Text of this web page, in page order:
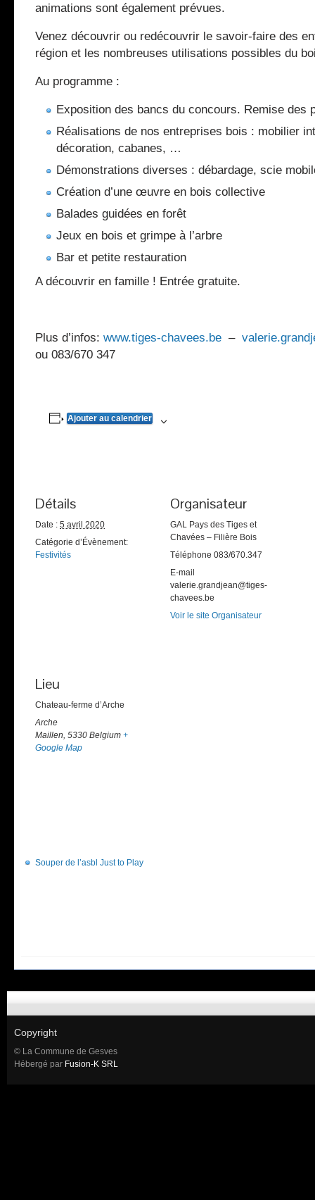
animations sont également prévues.
Venez découvrir ou redécouvrir le savoir-faire des
région et les nombreuses utilisations possibles du
Au programme :
Exposition des bancs du concours. Remise des
Réalisations de nos entreprises bois : mobilier
décoration, cabanes, …
Démonstrations diverses : débardage, scie
Création d’une œuvre en bois collective
Balades guidées en forêt
Jeux en bois et grimpe à l’arbre
Bar et petite restauration
A découvrir en famille ! Entrée gratuite.
Plus d’infos: www.tiges-chavees.be –
ou 083/670 347
Ajouter au calendrier
Détails
Date : 5 avril 2020
Catégorie d’Évènement:
Festivités
Organisateur
GAL Pays des Tiges et
Chavées – Filière Bois
Téléphone 083/670.347
E-mail
valerie.grandjean@tiges-
chavees.be
Voir le site Organisateur
Lieu
Chateau-ferme d’Arche
Arche
Maillen, 5330 Belgium +
Google Map
Souper de l’asbl Just to Play
Copyright
© La Commune de Gesves
Hébergé par Fusion-K SRL